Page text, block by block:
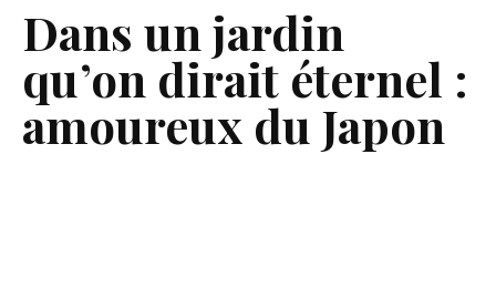
Dans un jardin
qu’on dirait éternel :
amoureux du Japon